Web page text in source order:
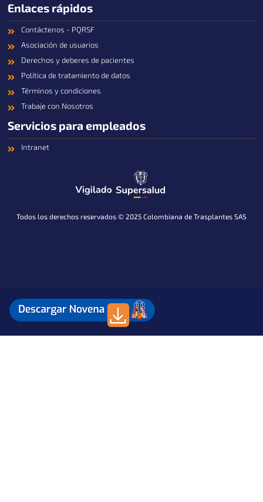
Enlaces rápidos
Contáctenos - PQRSF
Asociación de usuarios
Derechos y deberes de pacientes
Política de tratamiento de datos
Términos y condiciones
Trabaje con Nosotros
Servicios para empleados
Intranet
Todos los derechos reservados © 2025 Colombiana de Trasplantes SAS